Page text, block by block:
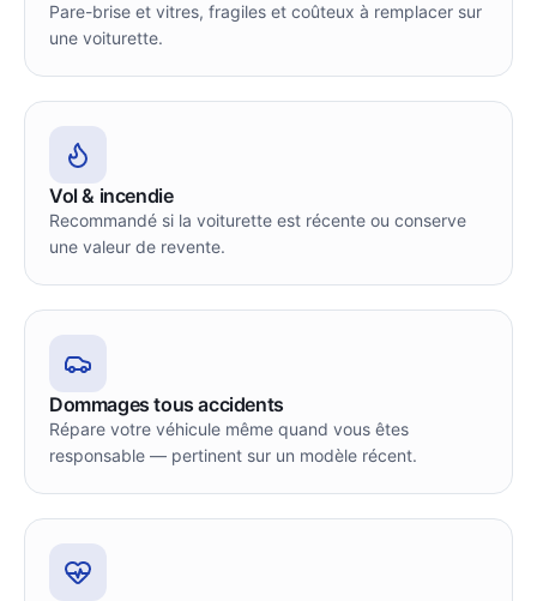
Pare-brise et vitres, fragiles et coûteux à remplacer sur
une voiturette.
Vol & incendie
Recommandé si la voiturette est récente ou conserve
une valeur de revente.
Dommages tous accidents
Répare votre véhicule même quand vous êtes
responsable — pertinent sur un modèle récent.